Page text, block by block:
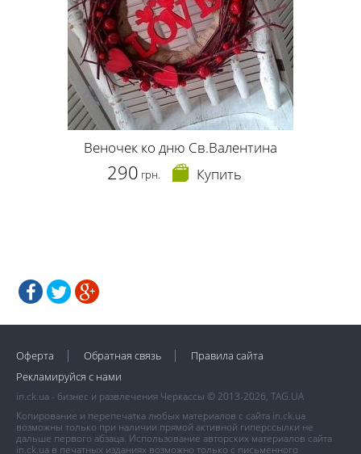
Веночек ко дню Св.Валентина
290 грн. Купить
Оферта Обратная связь
Правила сайта
Рекламируйся с нами
in.ck.ua - бизнес и развлечения Черкассы © 2013-2026, TAG.UA
Копирование и перепечатка любых материалов с сайта in.ck.ua
возможны только при наличии прямой активной гиперссылки не
дальше первого абзаца. Использование авторских материалов сайта
in.ck.ua в печатных изданиях возможно только с письменного